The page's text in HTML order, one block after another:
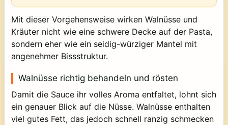
Mit dieser Vorgehensweise wirken Walnüsse und
Kräuter nicht wie eine schwere Decke auf der Pasta,
sondern eher wie ein seidig-würziger Mantel mit
angenehmer Bissstruktur.
Walnüsse richtig behandeln und rösten
Damit die Sauce ihr volles Aroma entfaltet, lohnt sich
ein genauer Blick auf die Nüsse. Walnüsse enthalten
viel gutes Fett, das jedoch schnell ranzig schmecken